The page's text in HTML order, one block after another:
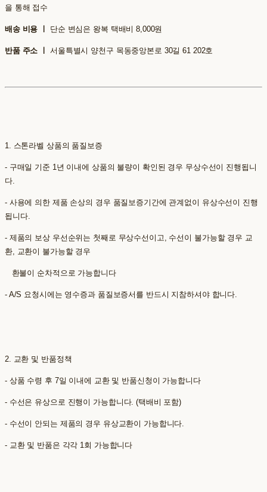
을 통해 접수
배송 비용 ㅣ 단순 변심은 왕복 택배비 8,000원
반품 주소 ㅣ 서울특별시 양천구 목동중앙본로 30길 61 202호
1. 스톤라벨 상품의 품질보증
- 구매일 기준 1년 이내에 상품의 불량이 확인된 경우 무상수선이 진행됩니
다.
- 사용에 의한 제품 손상의 경우 품질보증기간에 관계없이 유상수선이 진행
됩니다.
- 제품의 보상 우선순위는 첫째로 무상수선이고, 수선이 불가능할 경우 교
환, 교환이 불가능할 경우
환불이 순차적으로 가능합니다
- A/S 요청시에는 영수증과 품질보증서를 반드시 지참하셔야 합니다.
2. 교환 및 반품정책
- 상품 수령 후 7일 이내에 교환 및 반품신청이 가능합니다
- 수선은 유상으로 진행이 가능합니다. (택배비 포함)
- 수선이 안되는 제품의 경우 유상교환이 가능합니다.
- 교환 및 반품은 각각 1회 가능합니다